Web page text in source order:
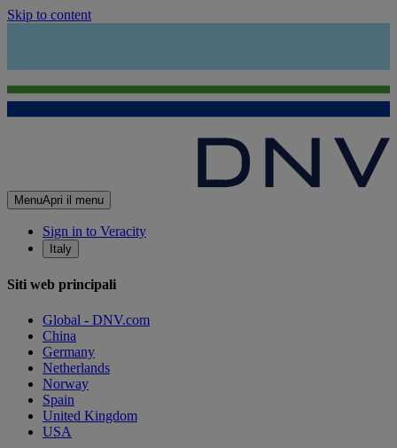
Skip to content
MenuApri il menu
Sign in to Veracity
Italy
Siti web principali
Global - DNV.com
China
Germany
Netherlands
Norway
Spain
United Kingdom
USA